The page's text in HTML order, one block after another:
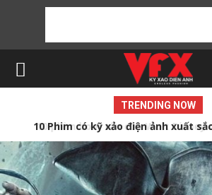
TRENDING NOW
10 Phim có kỹ xảo điện ảnh xuất